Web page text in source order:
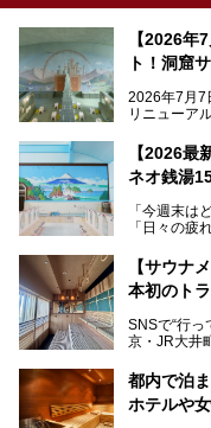
【2026年
ト！洞窟
2026年7月7
リニューア
レトロでノ
を知る地元
る、今の時
ビアバーな
す。充実し
【2026最
ネオ銭湯
「今週末は
「日々の疲
となってい
最近、SNS
本記事では
いおしゃれ
します。
【サウナ
本初のト
SNSで“行っ
京・JR大井
ツァ大井町
ポ―トしま
都内で泊
ホテルや